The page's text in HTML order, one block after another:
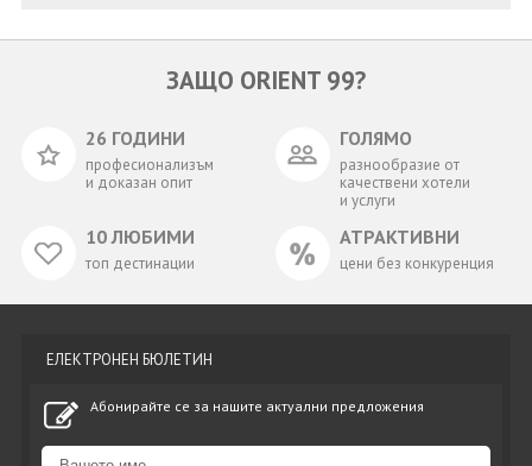
ЗАЩО ORIENT 99?
26 ГОДИНИ
професионализъм
и доказан опит
ГОЛЯМО
разнообразие от
качествени хотели
и услуги
10 ЛЮБИМИ
топ дестинации
АТРАКТИВНИ
цени без конкуренция
ЕЛЕКТРОНЕН БЮЛЕТИН
Абонирайте се за нашите актуални предложения